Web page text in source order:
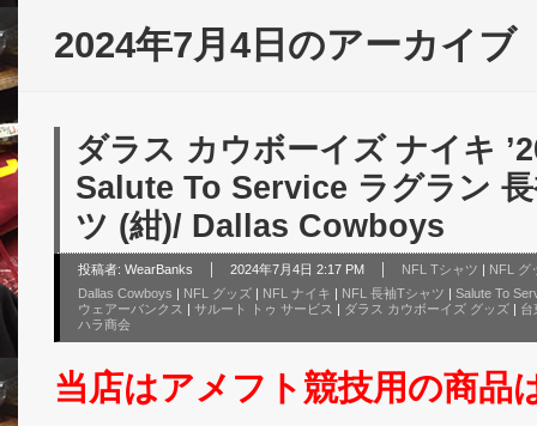
2024年7月4日のアーカイブ
ダラス カウボーイズ ナイキ
Salute To Service ラグラン
ツ (紺)/ Dallas Cowboys
投稿者: WearBanks 2024年7月4日 2:17 PM NFL Tシャツ
NFL グ
Dallas Cowboys | NFL グッズ | NFL ナイキ | NFL 長袖Tシャツ | Salute To
ウェアーバンクス | サルート トゥ サービス | ダラス カウボーイズ グッズ | 台
ハラ商会
当店はアメフト競技用の商品